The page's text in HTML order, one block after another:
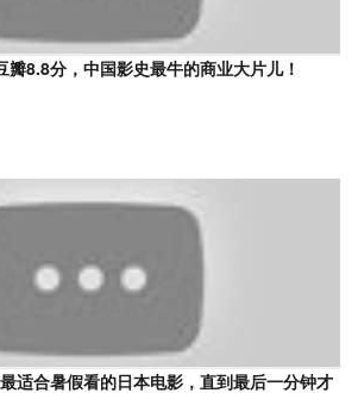
瓣8.8分，中国影史最牛的商业大片儿！
适合暑假看的日本电影，直到最后一分钟才